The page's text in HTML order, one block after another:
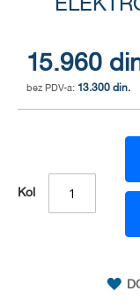
15.960
13.300 din.
Kol
of
the
images
gallery